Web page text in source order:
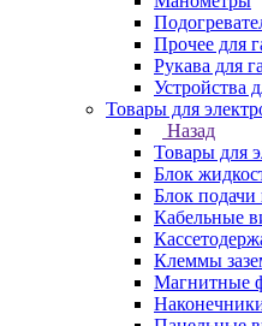
Прочее для
Рукава для
Устройства
Товары для
Назад
Товары для
Блок
Блок подачи
Кабельные
Клеммы
Магнитные